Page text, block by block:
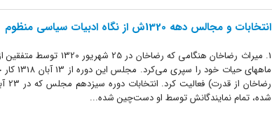
انتخابات و مجالس دهه 1320ش از نگاه ادبیات سیاسی منظوم
1. میراث رضاخان
شده، تمام نمایندگانش توسط او دست‌چین شده...